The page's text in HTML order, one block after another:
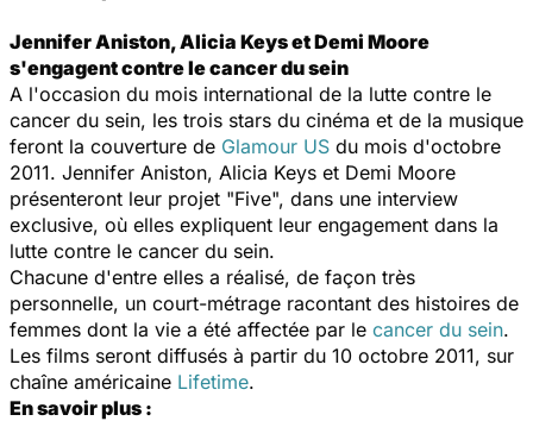
Jennifer Aniston, Alicia Keys et Demi Moore
s'engagent contre le cancer du sein
A l'occasion du mois international de la lutte contre le
cancer du sein, les trois stars du cinéma et de la musique
feront la couverture de Glamour US du mois d'octobre
2011. Jennifer Aniston, Alicia Keys et Demi Moore
présenteront leur projet "Five", dans une interview
exclusive, où elles expliquent leur engagement dans la
lutte contre le cancer du sein.
Chacune d'entre elles a réalisé, de façon très
personnelle, un court-métrage racontant des histoires de
femmes dont la vie a été affectée par le cancer du sein.
Les films seront diffusés à partir du 10 octobre 2011, sur
chaîne américaine Lifetime.
En savoir plus :